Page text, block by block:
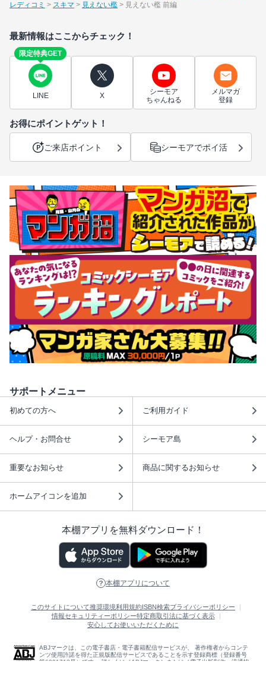
レディコミ
スキマ 見えない檻 見えない檻 前編
最新情報はここからチェック！
限定特典GET
LINE X
シーモア
ちゃんねる
メルマガ
登録
お得にポイントゲット！
ご来店ポイント シーモアでポイ活
サポートメニュー
初めての方へ ご利用ガイド
ヘルプ・お問合せ シーモア島
重要なお知らせ 商品に関するお知らせ
ホームアイコンを追加
本棚アプリを無料ダウンロード！
本棚アプリについて
このサイトについて推奨環境利用規約ISBN検索プライバシーポリシー
情報セキュリティーポリシー特定商取引法に基づく表示
安心してお使いいただくために
ABJマークは、この電子書店・電子書籍配信サービスが、 著作権者からコンテ
ンツ使用許諾を得た正規版配信サービスであることを示す登録商標（登録番号
第6091713号）です。 詳しくは［ABJマーク］または［電子出版制作・流通協